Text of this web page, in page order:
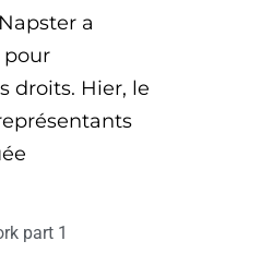
a
pour
droits. Hier, le
part 1